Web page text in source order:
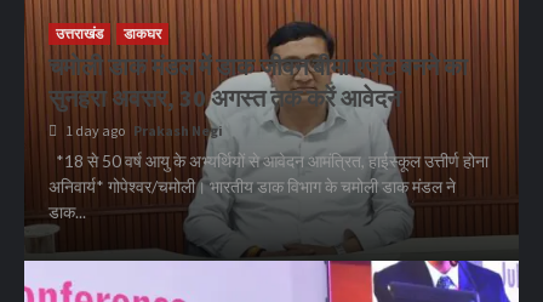
उत्तराखंड डाकघर
चमोली डाक मंडल में डाक जीवन बीमा एजेंट बनने का
सुनहरा अवसर, 30 अगस्त तक करें आवेदन
1 day ago Prakash Negi
*18 से 50 वर्ष आयु के अभ्यर्थियों से आवेदन आमंत्रित, हाईस्कूल उत्तीर्ण होना
अनिवार्य* गोपेश्वर/चमोली। भारतीय डाक विभाग के चमोली डाक मंडल ने
डाक...